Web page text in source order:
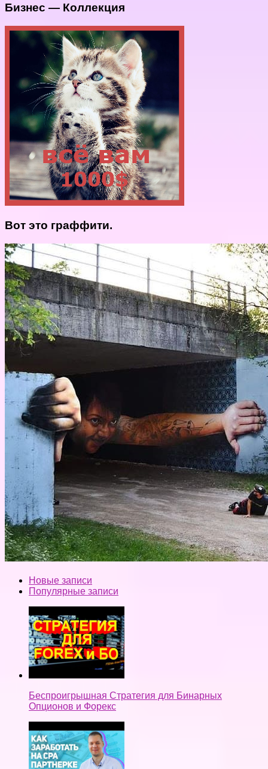
Бизнес — Коллекция
Вот это граффити.
Новые записи
Популярные записи
Беспроигрышная Стратегия для Бинарных
Опционов и Форекс